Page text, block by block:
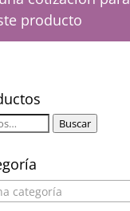
producto
Buscar
categoría